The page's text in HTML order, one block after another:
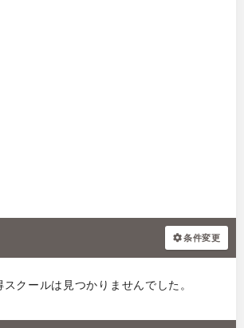
条件変更
クールは見つかりませんでした。